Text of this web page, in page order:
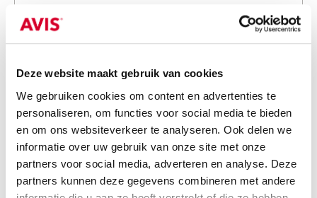
Deze website maakt gebruik van cookies
We gebruiken cookies om content en advertenties te
personaliseren, om functies voor social media te bieden
en om ons websiteverkeer te analyseren. Ook delen we
informatie over uw gebruik van onze site met onze
partners voor social media, adverteren en analyse. Deze
partners kunnen deze gegevens combineren met andere
Bijlage (optioneel)
Dit formulier wordt beschermd door reCAPTCHA en de
Google Privacy Policy
zijn van toepassing.